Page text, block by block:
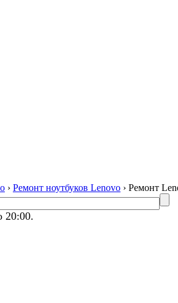
› Ремонт ноутбуков Lenovo › Ремонт
20:00.